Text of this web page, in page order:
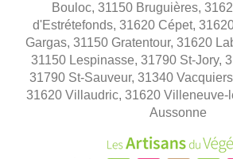
Bouloc, 31150 Bruguières,
d'Estrétefonds, 31620 Cépet,
Gargas, 31150 Gratentour, 31620
31150 Lespinasse, 31790 St-Jory,
31790 St-Sauveur, 31340
31620 Villaudric, 31620 Villeneuve-
Aussonne